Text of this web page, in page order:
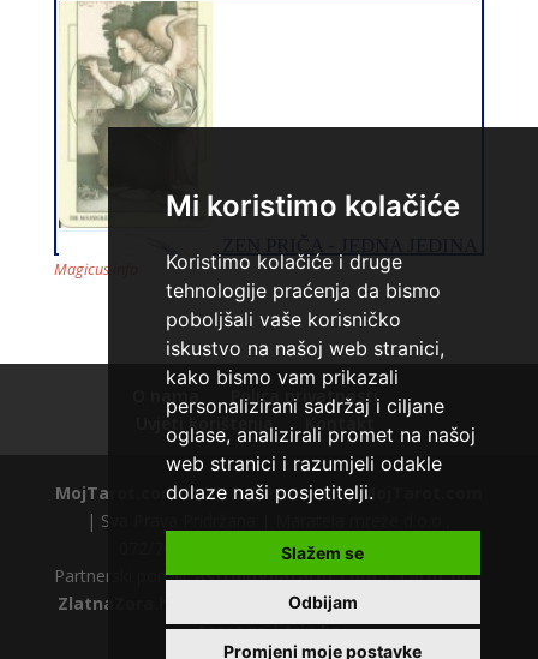
Mi koristimo kolačiće
Koristimo kolačiće i druge
tehnologije praćenja da bismo
poboljšali vaše korisničko
iskustvo na našoj web stranici,
kako bismo vam prikazali
personalizirani sadržaj i ciljane
oglase, analizirali promet na našoj
web stranici i razumjeli odakle
dolaze naši posjetitelji.
Slažem se
Odbijam
Promjeni moje postavke
Tarot savjetnik je slobodan
TEHNIKE:tarot, sudbinske karte, crowley, visak, molitve,
tel:0,93€ - mob:1,12€ min
ALISA
/ Kod 106
Tarot savjetnik je zauzet
TEHNIKE:tarot
Broj tel: 064/600-600
tel:0,93€ - mob:1,12€ min
Magicus.info
Polica privatnosti
Uvjeti korištenja
Kontakt
MojTarot.com© 2012. | Powered byMojTarot.com
| Sva Prava Pridržana | Maratela mreže d.o.o.,
Polica privatnosti
Partnerski portali:astrologijatarot.com|Tarot.hr|
ZlatnaZora.hr
AstrologijaTarot.com.hr
tarot.rs|trip.hr